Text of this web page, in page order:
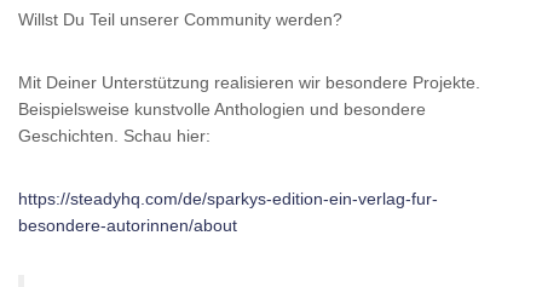
Willst Du Teil unserer Community werden?
Mit Deiner Unterstützung realisieren wir besondere Projekte.
Beispielsweise kunstvolle Anthologien und besondere
Geschichten. Schau hier:
https://steadyhq.com/de/sparkys-edition-ein-verlag-fur-
besondere-autorinnen/about